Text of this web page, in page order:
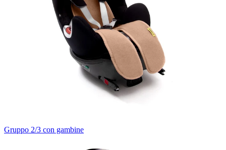
Gruppo 2/3 con gambine